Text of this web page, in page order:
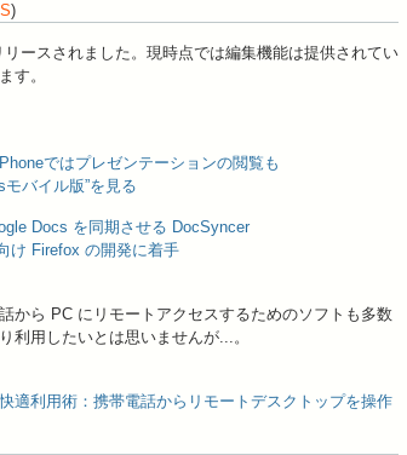
)
リースされました。現時点では編集機能は提供されてい
す。
ではプレゼンテーションの閲覧も
バイル版”を見る
Docs を同期させる DocSyncer
け Firefox の開発に着手
から PC にリモートアクセスするためのソフトも多数
利用したいとは思いませんが...。
適利用術：携帯電話からリモートデスクトップを操作